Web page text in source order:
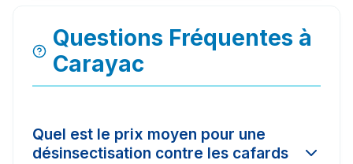
Questions Fréquentes à
Carayac
Quel est le prix moyen pour une
désinsectisation contre les cafards